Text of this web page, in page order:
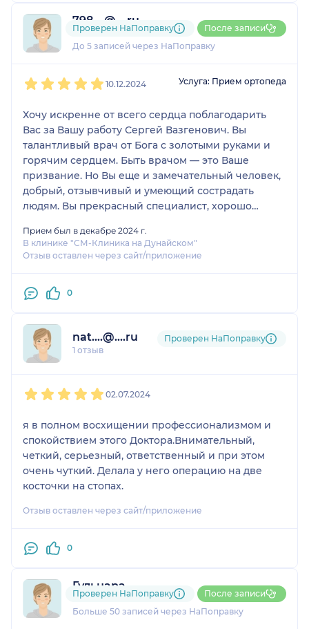
798....@....ru
1 отзыв
До 5 записей через НаПоправку
Проверен НаПоправку После записи
10.12.2024 Услуга: Прием ортопеда
Хочу искренне от всего сердца поблагодарить
Вас за Вашу работу Сергей Вазгенович. Вы
талантливый врач от Бога с золотыми руками и
горячим сердцем. Быть врачом — это Ваше
призвание. Но Вы еще и замечательный человек,
добрый, отзывчивый и умеющий сострадать
людям. Вы прекрасный специалист, хорошо
решительный. Это хорошие качества для врача.
Желаю Вам здоровья, благополучия и успехов в
Прием был в декабре 2024 г.
В клинике "СМ-Клиника на Дунайском"
Отзыв оставлен через сайт/приложение
0
nat....@....ru
1 отзыв
Проверен НаПоправку
02.07.2024
я в полном восхищении профессионализмом и
спокойствием этого Доктора.Внимательный,
четкий, серьезный, ответственный и при этом
очень чуткий. Делала у него операцию на две
косточки на стопах.
Отзыв оставлен через сайт/приложение
0
Гульнара
5 отзывов
Больше 50 записей через НаПоправку
Проверен НаПоправку После записи